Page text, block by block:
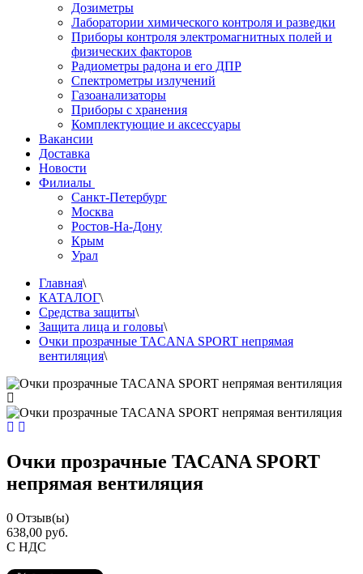
Дозиметры
Лаборатории химического контроля и разведки
Приборы контроля электромагнитных полей и
физических факторов
Радиометры радона и его ДПР
Спектрометры излучений
Газоанализаторы
Приборы с хранения
Комплектующие и аксессуары
Вакансии
Доставка
Новости
Филиалы
Санкт-Петербург
Москва
Ростов-На-Дону
Крым
Урал
Главная\
КАТАЛОГ\
Средства защиты\
Защита лица и головы\
Очки прозрачные TACANA SPORT непрямая
вентиляция\
Очки прозрачные TACANA SPORT
непрямая вентиляция
0 Отзыв(ы)
638,00 руб.
С НДС